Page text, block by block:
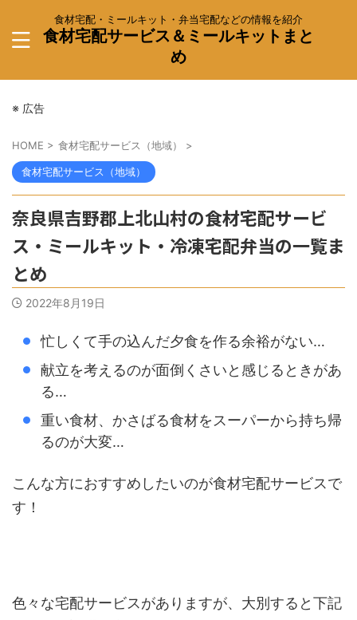
食材宅配・ミールキット・弁当宅配などの情報を紹介
食材宅配サービス＆ミールキットまと
め
※ 広告
HOME > 食材宅配サービス（地域） >
食材宅配サービス（地域）
奈良県吉野郡上北山村の食材宅配サービ
ス・ミールキット・冷凍宅配弁当の一覧ま
とめ
2022年8月19日
忙しくて手の込んだ夕食を作る余裕がない…
献立を考えるのが面倒くさいと感じるときがあ
る…
重い食材、かさばる食材をスーパーから持ち帰
るのが大変…
こんな方におすすめしたいのが食材宅配サービスで
す！
色々な宅配サービスがありますが、大別すると下記